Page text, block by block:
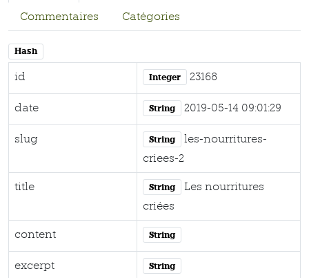
Commentaires Catégories
Hash
id Integer 23168
date String 2019-05-14 09:01:29
slug String
les-nourritures-
criees-2
title String
Les nourritures
criées
content String
excerpt String